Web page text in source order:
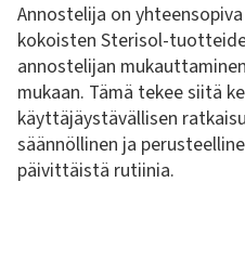
Annostelija on
kokoisten Sterisol-
annostelijan
mukaan. Tämä tekee siitä
käyttäjäystävällisen
säännöllinen ja
päivittäistä rutiinia.